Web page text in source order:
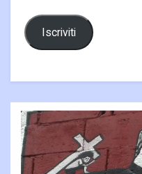
Iscriviti